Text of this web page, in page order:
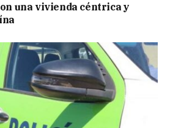
una vivienda céntrica y